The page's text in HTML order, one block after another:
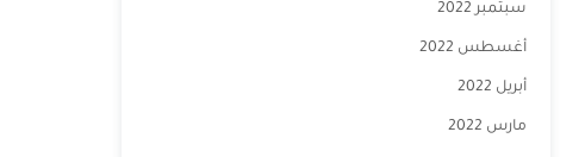
سبتمبر 2022
أغسطس 2022
أبريل 2022
مارس 2022